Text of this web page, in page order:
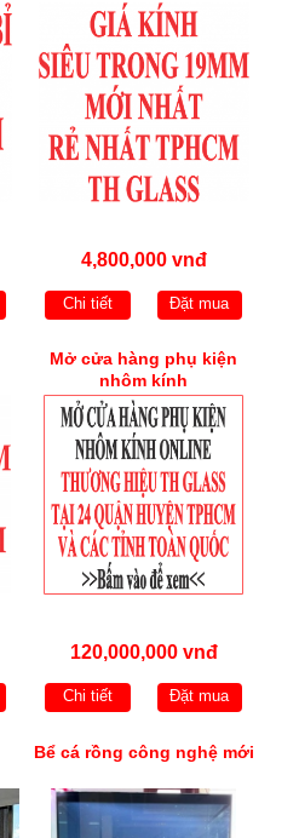
4,800,000 vnđ
Chi tiết Đặt mua
Mở cửa hàng phụ kiện
nhôm kính
120,000,000 vnđ
Chi tiết Đặt mua
Bể cá rồng công nghệ mới